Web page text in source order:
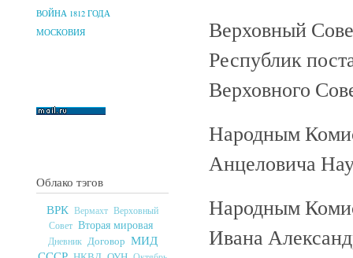
ВОЙНА 1812 ГОДА
МОСКОВИЯ
Облако тэгов
ВРК Вермахт Верховный
Совет Вторая мировая
Дневник Договор МИД
Верховный
Республик
Верховного
Народным
Анцеловича
Народным
Ивана